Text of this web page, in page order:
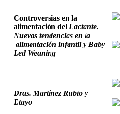
Controversias en la
alimentación del Lactante.
Nuevas tendencias en la
alimentación infantil y Baby
Led Weaning
Dras. Martínez Rubio y
Etayo